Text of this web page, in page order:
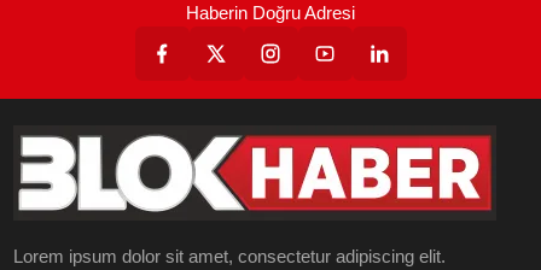
Haberin Doğru Adresi
Lorem ipsum dolor sit amet, consectetur adipiscing elit.